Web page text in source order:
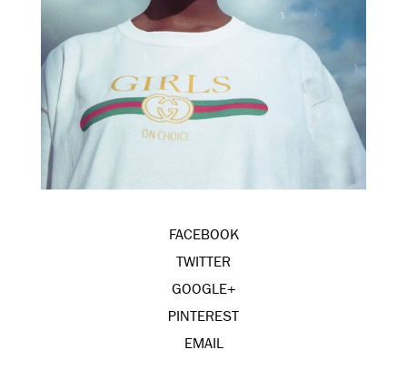
FACEBOOK
TWITTER
GOOGLE+
PINTEREST
EMAIL